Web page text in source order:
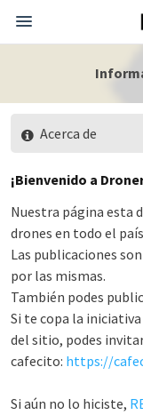
Acerca de
¡Bienvenido a
Nuestra página esta
drones en todo el país
Las publicaciones
por las mismas.
También podes
Si te copa la
del sitio, podes
cafecito: https://
Si aún no lo hiciste,